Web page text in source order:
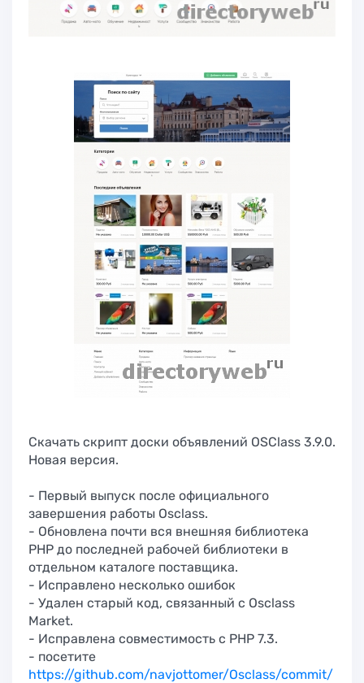
Скачать скрипт доски объявлений OSClass 3.9.0.
Новая версия.
- Первый выпуск после официального
завершения работы Osclass.
- Обновлена почти вся внешняя библиотека
PHP до последней рабочей библиотеки в
отдельном каталоге поставщика.
- Исправлено несколько ошибок
- Удален старый код, связанный с Osclass
Market.
- Исправлена совместимость с PHP 7.3.
- посетите
https://github.com/navjottomer/Osclass/commit/